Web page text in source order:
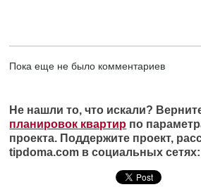
Пока еще не было комментариев
Не нашли то, что искали?
планировок квартир по
проекта. Поддержите проект,
tipdoma.com в социальных сетях: